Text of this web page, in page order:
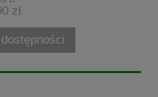
zł